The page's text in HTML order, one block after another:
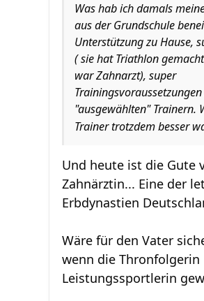
Was hab ich damals
aus der Grundschule
Unterstützung zu Hause,
( sie hat Triathlon
war Zahnarzt), super
"ausgewählten" Trainern.
Trainer trotzdem besser
Und heute ist die Gute
Zahnärztin... Eine der
Erbdynastien
Wäre für den Vater
wenn die Thronfolgerin
Leistungssportlerin